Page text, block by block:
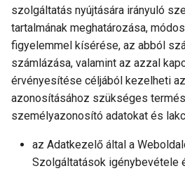
szolgáltatás nyújtására irányuló
tartalmának meghatározása,
figyelemmel kísérése, az abból
számlázása, valamint az azzal
érvényesítése céljából kezelheti
azonosításához szükséges
személyazonosító adatokat és
az Adatkezelő által a
Szolgáltatások igénybevétele